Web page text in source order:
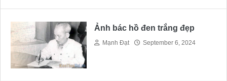
Ảnh bác hồ đen trắng đẹp
Mạnh Đạt September 6, 2024